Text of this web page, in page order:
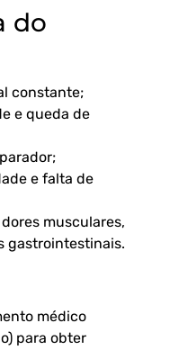
do
constante;
e queda de
e falta de
musculares,
gastrointestinais.
médico
para obter